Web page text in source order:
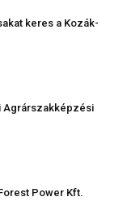
keres a Kozák-
Agrárszakképzési
Power Kft.